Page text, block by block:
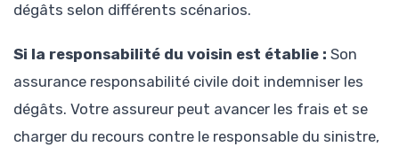
dégâts selon différents scénarios.
Si la responsabilité du voisin est établie : Son
assurance responsabilité civile doit indemniser les
dégâts. Votre assureur peut avancer les frais et se
charger du recours contre le responsable du sinistre,